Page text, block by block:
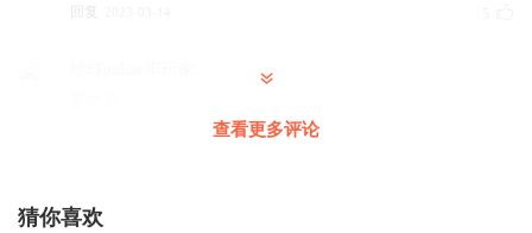
回复
草洛夫克拉夫特白写了，一段话就全给否定了
查看更多评论
猜你喜欢